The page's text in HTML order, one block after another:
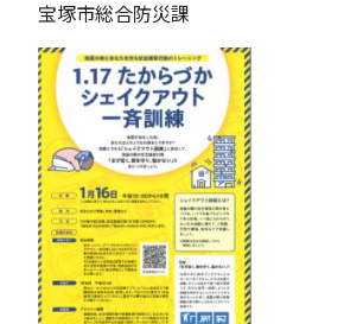
宝塚市総合防災課